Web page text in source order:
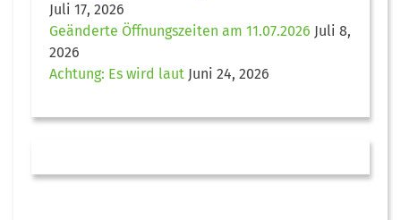
Juli 17, 2026
Geänderte Öffnungszeiten am 11.07.2026 Juli 8,
2026
Achtung: Es wird laut Juni 24, 2026